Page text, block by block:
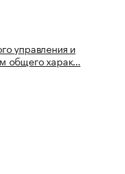
управления и
общего харак…